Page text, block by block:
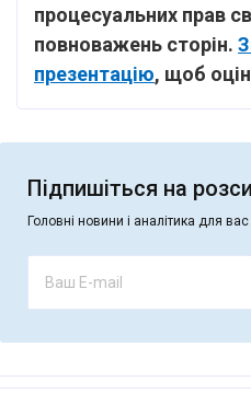
процесуальних прав
повноважень сторін.
презентацію, щоб
Підпишіться на
Головні новини і аналітика для